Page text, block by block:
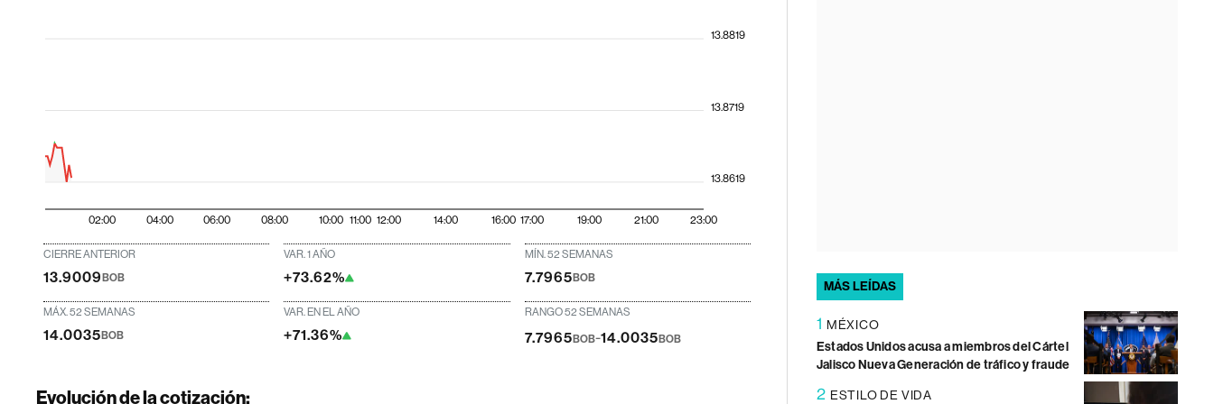
02:00 04:00 06:00 08:00 10:00 11:00 12:00 14:00 16:00 17:00 19:00 21:00 23:00
13.8619
13.8719
13.8819
CIERRE ANTERIOR
13.9009BOB
VAR. 1 AÑO
+73.62%
MÍN. 52 SEMANAS
7.7965BOB
MÁX. 52 SEMANAS
14.0035BOB
VAR. EN EL AÑO
+71.36%
RANGO 52 SEMANAS
7.7965 BOB-14.0035 BOB
Evolución de la cotización:
MÁS LEÍDAS
1 MÉXICO
Estados Unidos acusa a miembros del Cártel
Jalisco Nueva Generación de tráfico y fraude
2 ESTILO DE VIDA